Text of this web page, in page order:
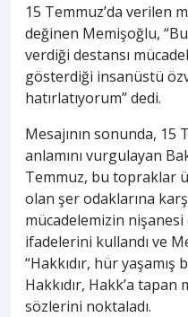
15 Temmuz’da verilen
değinen Memişoğlu,
verdiği destansı
gösterdiği insanüstü
hatırlatıyorum” dedi.
Mesajının sonunda, 15
anlamını vurgulayan
Temmuz, bu topraklar
olan şer odaklarına
mücadelemizin
ifadelerini kullandı ve
“Hakkıdır, hür yaşamış
Hakkıdır, Hakk’a
sözlerini noktaladı.